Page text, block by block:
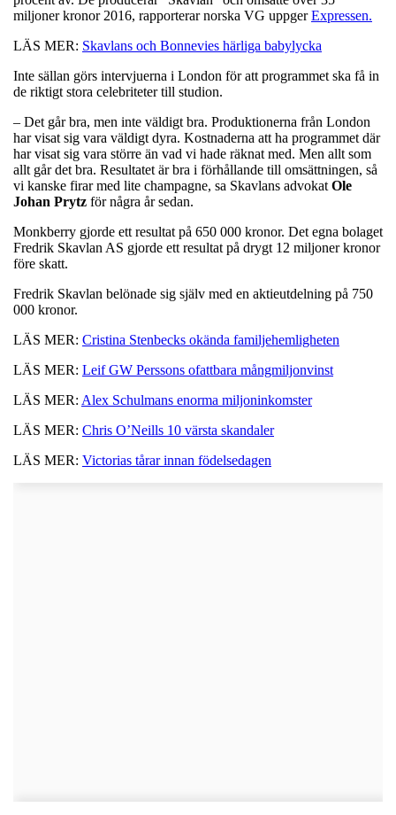
miljoner kronor 2016, rapporterar norska VG uppgerExpressen.
LÄS MER: Skavlans och Bonnevies härliga babylycka
Inte sällan görs intervjuerna i London för att programmet ska få in
de riktigt stora celebriteter till studion.
– Det går bra, men inte väldigt bra. Produktionerna från London
har visat sig vara väldigt dyra. Kostnaderna att ha programmet där
har visat sig vara större än vad vi hade räknat med. Men allt som
allt går det bra. Resultatet är bra i förhållande till omsättningen, så
vi kanske firar med lite champagne, sa Skavlans advokat Ole
Johan Prytz för några år sedan.
Monkberry gjorde ett resultat på 650 000 kronor. Det egna bolaget
Fredrik Skavlan AS gjorde ett resultat på drygt 12 miljoner kronor
före skatt.
Fredrik Skavlan belönade sig själv med en aktieutdelning på 750
000 kronor.
LÄS MER: Cristina Stenbecks okända familjehemligheten
LÄS MER: Leif GW Perssons ofattbara mångmiljonvinst
LÄS MER: Alex Schulmans enorma miljoninkomster
LÄS MER: Chris O’Neills 10 värsta skandaler
LÄS MER: Victorias tårar innan födelsedagen